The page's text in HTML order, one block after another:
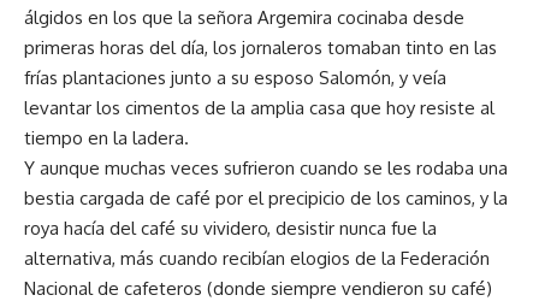
álgidos en los que la señora Argemira cocinaba desde
primeras horas del día, los jornaleros tomaban tinto en las
frías plantaciones junto a su esposo Salomón, y veía
levantar los cimentos de la amplia casa que hoy resiste al
tiempo en la ladera.
Y aunque muchas veces sufrieron cuando se les rodaba una
bestia cargada de café por el precipicio de los caminos, y la
roya hacía del café su vividero, desistir nunca fue la
alternativa, más cuando recibían elogios de la Federación
Nacional de cafeteros (donde siempre vendieron su café)